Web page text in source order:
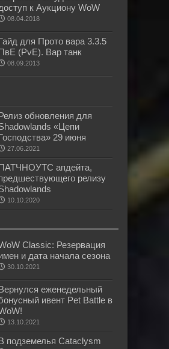
к Аукциону WoW
08.04.2018
для Прото вара 3.3.5
(PvE). Вар танк
08.09.2013
обновления для
«Цепи
29 июня
27.06.2021
апдейта,
релизу
10.10.2020
Classic: Резервация
и дата начала сезона
30.10.2021
еженедельный
ивент Pet Battle в
13.10.2021
подземелья Cataclysm